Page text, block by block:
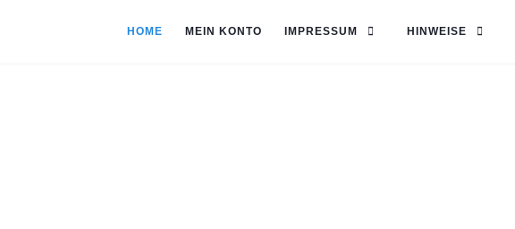
HOME MEIN KONTO IMPRESSUM HINWEISE